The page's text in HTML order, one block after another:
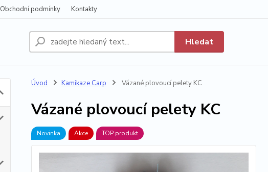
Obchodní podmínky Kontakty
Hledat
Úvod Kamikaze Carp Vázané plovoucí pelety KC
Vázané plovoucí pelety KC
Novinka Akce TOP produkt